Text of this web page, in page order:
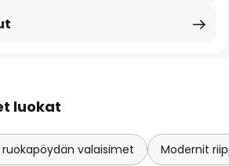
luokat
valaisimet Modernit